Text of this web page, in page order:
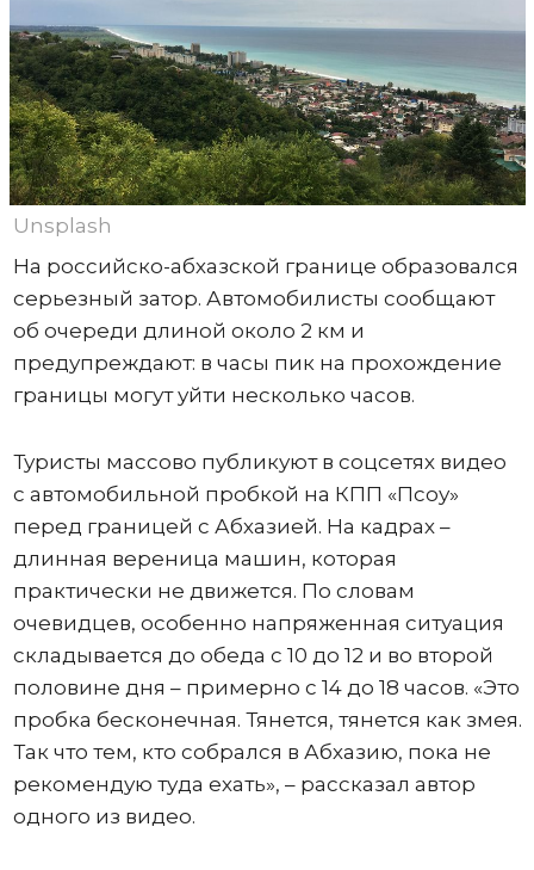
Unsplash
На российско-абхазской границе образовался
серьезный затор. Автомобилисты сообщают
об очереди длиной около 2 км и
предупреждают: в часы пик на прохождение
границы могут уйти несколько часов.
Туристы массово публикуют в соцсетях видео
с автомобильной пробкой на КПП «Псоу»
перед границей с Абхазией. На кадрах –
длинная вереница машин, которая
практически не движется. По словам
очевидцев, особенно напряженная ситуация
складывается до обеда с 10 до 12 и во второй
половине дня – примерно с 14 до 18 часов. «Это
пробка бесконечная. Тянется, тянется как змея.
Так что тем, кто собрался в Абхазию, пока не
рекомендую туда ехать», – рассказал автор
одного из видео.